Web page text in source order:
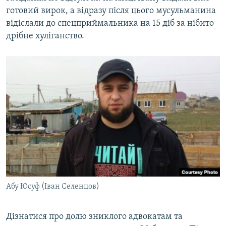
готовий вирок, а відразу після цього мусульманина
відіслали до спецприймальника на 15 діб за нібито
дрібне хуліганство.
Абу Юсуф (Іван Селенцов)
Дізнатися про долю зниклого адвокатам та